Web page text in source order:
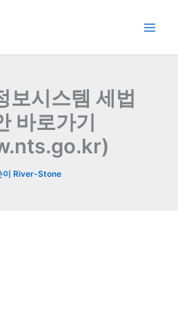
보시스템 세법
바로가기
이 River-Stone